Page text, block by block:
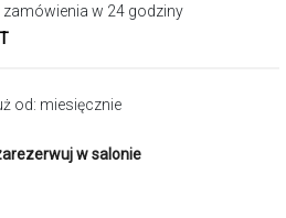
w 24 godziny
od: miesięcznie
w salonie